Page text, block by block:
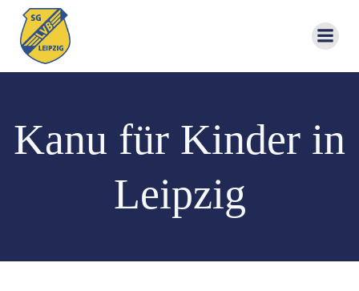
Kanu für Kinder in
Leipzig